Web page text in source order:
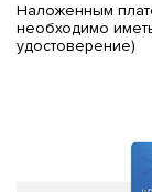
Наложенным
необходимо
удостоверение)